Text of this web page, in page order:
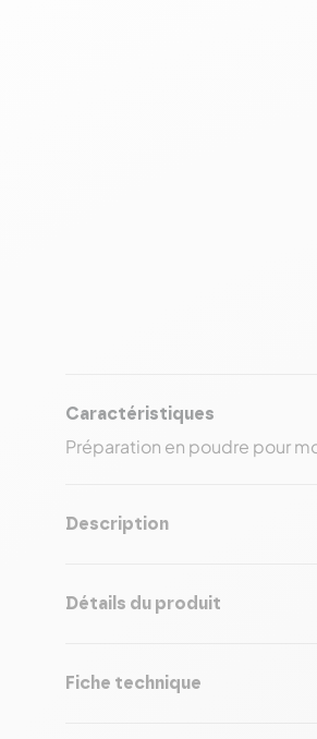
Caractéristiques
Préparation en poudre pour
Description
Détails du produit
Fiche technique